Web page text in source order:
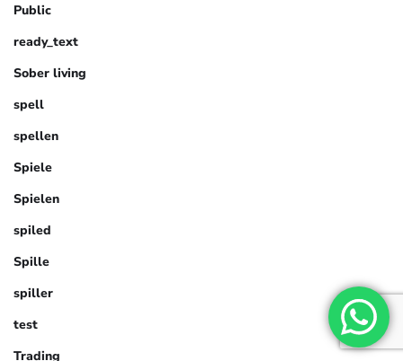
Public
ready_text
Sober living
spell
spellen
Spiele
Spielen
spiled
Spille
spiller
test
Trading